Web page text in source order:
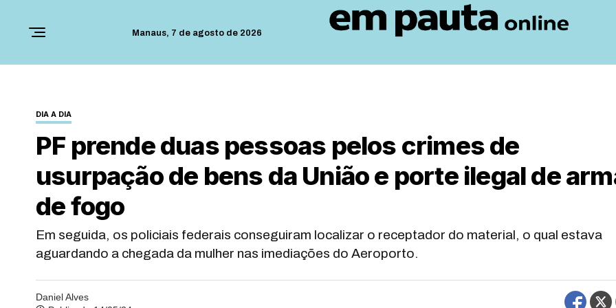
Manaus, 7 de agosto de 2026
DIA A DIA
PF prende duas pessoas pelos crimes de
usurpação de bens da União e porte ilegal de
de fogo
Em seguida, os policiais federais conseguiram localizar o receptador do material, o qual estava
aguardando a chegada da mulher nas imediações do Aeroporto.
Daniel Alves